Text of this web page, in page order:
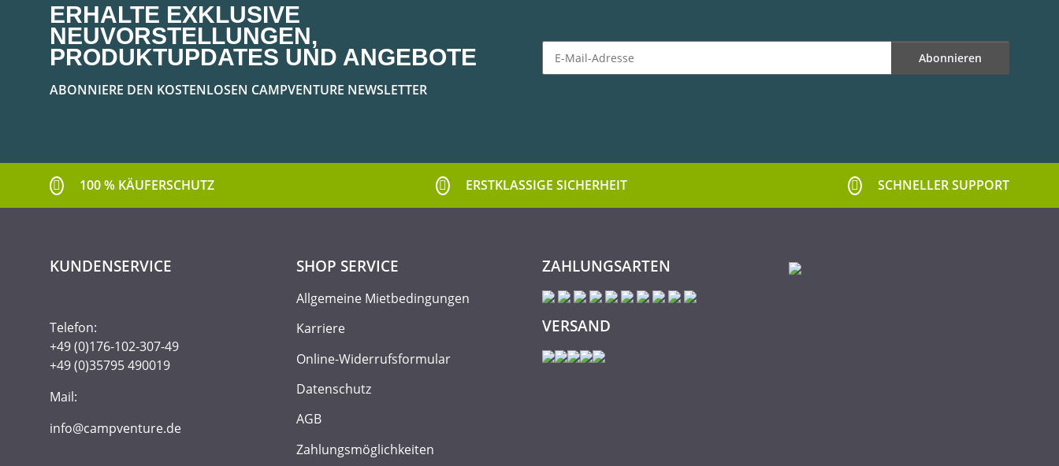
ERHALTE EXKLUSIVE
NEUVORSTELLUNGEN,
PRODUKTUPDATES UND ANGEBOTE
ABONNIERE DEN KOSTENLOSEN CAMPVENTURE NEWSLETTER
Abonnieren
100 % KÄUFERSCHUTZ ERSTKLASSIGE SICHERHEIT SCHNELLER SUPPORT
KUNDENSERVICE
Telefon:
+49 (0)176-102-307-49
+49 (0)35795 490019
Mail:
info@campventure.de
SHOP SERVICE
Allgemeine Mietbedingungen
Karriere
Online-Widerrufsformular
Datenschutz
AGB
Zahlungsmöglichkeiten
ZAHLUNGSARTEN
VERSAND